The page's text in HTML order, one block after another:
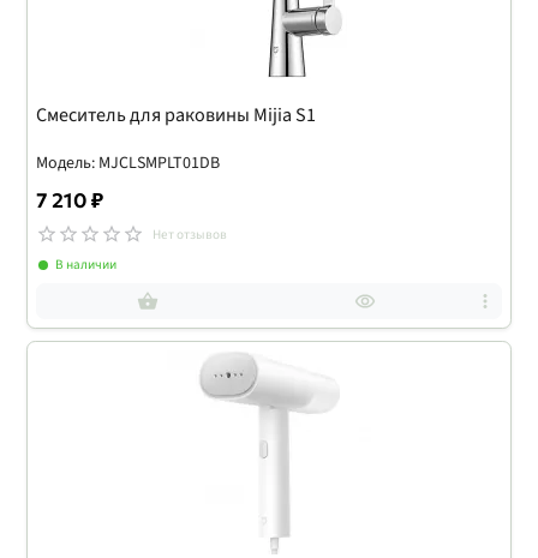
Смеситель для раковины Mijia S1
Модель: MJCLSMPLT01DB
7 210 ₽
Нет отзывов
В наличии